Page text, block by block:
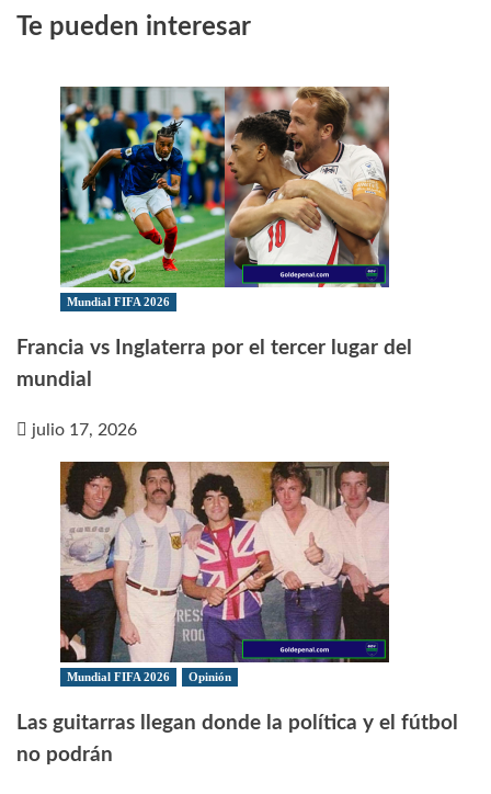
Te pueden interesar
Mundial FIFA 2026
Francia vs Inglaterra por el tercer lugar del
mundial
julio 17, 2026
Mundial FIFA 2026 Opinión
Las guitarras llegan donde la política y el fútbol
no podrán